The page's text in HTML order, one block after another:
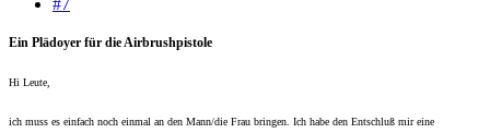
#7
Ein Plädoyer für die Airbrushpistole
Hi Leute,
ich muss es einfach noch einmal an den Mann/die Frau bringen. Ich habe den Entschluß mir eine